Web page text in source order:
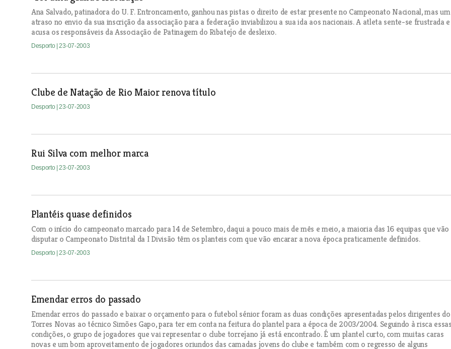
Ana Salvado, patinadora do U. F. Entroncamento, ganhou nas pistas o direito de estar presente no Campeonato Nacional, mas um
atraso no envio da sua inscrição da associação para a federação inviabilizou a sua ida aos nacionais. A atleta sente-se frustrada e
acusa os responsáveis da Associação de Patinagem do Ribatejo de desleixo.
Desporto | 23-07-2003
Clube de Natação de Rio Maior renova título
Desporto | 23-07-2003
Rui Silva com melhor marca
Desporto | 23-07-2003
Plantéis quase definidos
Com o início do campeonato marcado para 14 de Setembro, daqui a pouco mais de mês e meio, a maioria das 16 equipas que vão
disputar o Campeonato Distrital da I Divisão têm os planteis com que vão encarar a nova época praticamente definidos.
Desporto | 23-07-2003
Emendar erros do passado
Emendar erros do passado e baixar o orçamento para o futebol sénior foram as duas condições apresentadas pelos dirigentes do
Torres Novas ao técnico Simões Gapo, para ter em conta na feitura do plantel para a época de 2003/2004. Seguindo à risca
condições, o grupo de jogadores que vai representar o clube torrejano já está encontrado. É um plantel curto, com muitas caras
novas e um bom aproveitamento de jogadores oriundos das camadas jovens do clube e também com o regresso de alguns